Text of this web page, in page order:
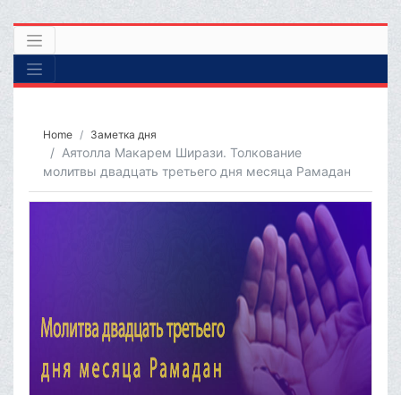
Home Заметка дня
Аятолла Макарем Ширази. Толкование
молитвы двадцать третьего дня месяца Рамадан